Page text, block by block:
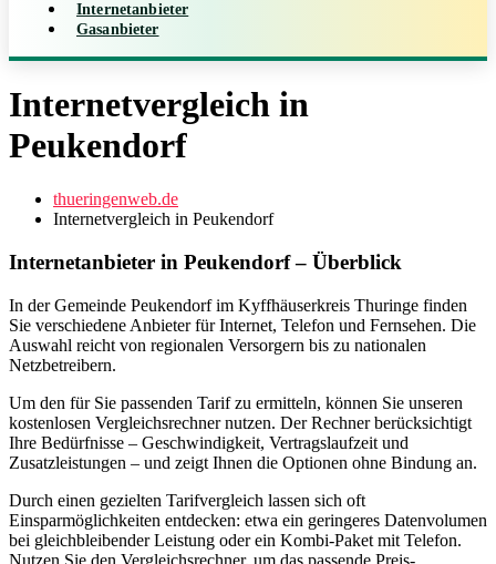
Internetanbieter
Gasanbieter
Internetvergleich in
Peukendorf
thueringenweb.de
Internetvergleich in Peukendorf
Internetanbieter in Peukendorf – Überblick
In der Gemeinde Peukendorf im Kyffhäuserkreis Thuringe finden
Sie verschiedene Anbieter für Internet, Telefon und Fernsehen. Die
Auswahl reicht von regionalen Versorgern bis zu nationalen
Netzbetreibern.
Um den für Sie passenden Tarif zu ermitteln, können Sie unseren
kostenlosen Vergleichsrechner nutzen. Der Rechner berücksichtigt
Ihre Bedürfnisse – Geschwindigkeit, Vertragslaufzeit und
Zusatzleistungen – und zeigt Ihnen die Optionen ohne Bindung an.
Durch einen gezielten Tarifvergleich lassen sich oft
Einsparmöglichkeiten entdecken: etwa ein geringeres Datenvolumen
bei gleichbleibender Leistung oder ein Kombi‑Paket mit Telefon.
Nutzen Sie den Vergleichsrechner, um das passende Preis-